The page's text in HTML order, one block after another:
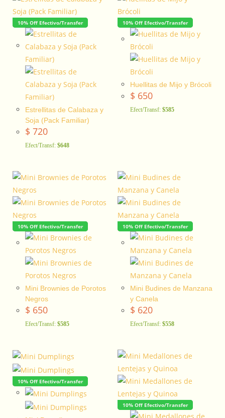
10% Off Efectivo/Transfer
Estrellitas de Calabaza y
Soja (Pack Familiar)
$ 720
Efect/Transf: $648
10% Off Efectivo/Transfer
Huellitas de Mijo y Brócoli
$ 650
Efect/Transf: $585
10% Off Efectivo/Transfer
Mini Brownies de Porotos
Negros
$ 650
Efect/Transf: $585
10% Off Efectivo/Transfer
Mini Budines de Manzana
y Canela
$ 620
Efect/Transf: $558
10% Off Efectivo/Transfer
10% Off Efectivo/Transfer